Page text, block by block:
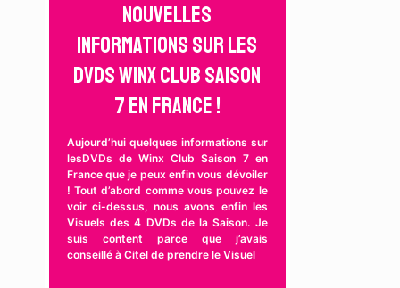
Nouvelles
informations sur les
DVDs Winx Club Saison
7 en France !
Aujourd’hui quelques informations sur
lesDVDs de Winx Club Saison 7 en
France que je peux enfin vous dévoiler
! Tout d’abord comme vous pouvez le
voir ci-dessus, nous avons enfin les
Visuels des 4 DVDs de la Saison. Je
suis content parce que j’avais
conseillé à Citel de prendre le Visuel